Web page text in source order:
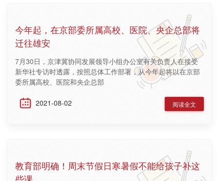
今年起，在京部委所属高校、医院、央企总部将
迁往雄安
7月30日，京津冀协同发展领导小组办公室有关负责人在接受
新华社专访时透露，按照总体工作部署，从今年起将以在京部
委所属高校、医院和央企总部
2021-08-02 阅读全文
教育部明确！周末节假日寒暑假不能给孩子补这